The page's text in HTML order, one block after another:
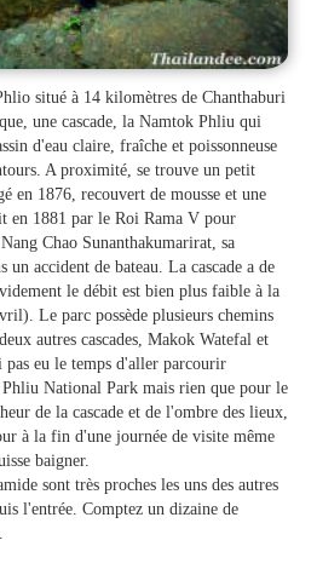
situé à 14 kilomètres de Chanthaburi
une cascade, la Namtok Phliu qui
d'eau claire, fraîche et poissonneuse
A proximité, se trouve un petit
en 1876, recouvert de mousse et une
en 1881 par le Roi Rama V pour
Chao Sunanthakumarirat, sa
un accident de bateau. La cascade a de
le débit est bien plus faible à la
Le parc possède plusieurs chemins
autres cascades, Makok Watefal et
eu le temps d'aller parcourir
National Park mais rien que pour le
de la cascade et de l'ombre des lieux,
à la fin d'une journée de visite même
baigner.
sont très proches les uns des autres
l'entrée. Comptez un dizaine de